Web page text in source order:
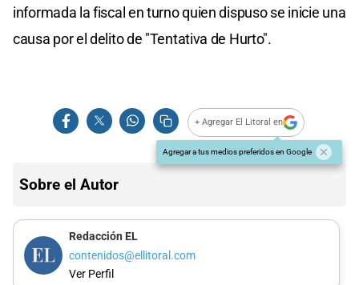
informada la fiscal en turno quien dispuso se inicie una
causa por el delito de "Tentativa de Hurto".
+ Agregar El Litoral en
Agregar a tus medios preferidos en Google
Sobre el Autor
Redacción EL
contenidos@ellitoral.com
Ver Perfil